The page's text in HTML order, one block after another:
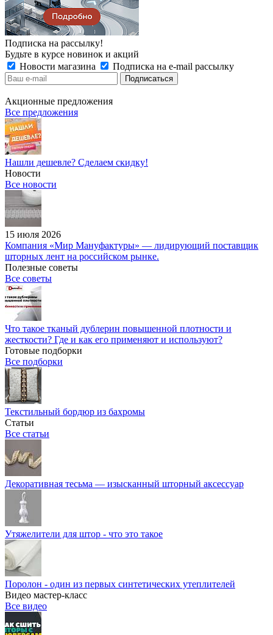
Подписка на рассылку!
Будьте в курсе новинок и акций
Новости магазина
Подписка на e-mail рассылку
Акционные предложения
Все предложения
Нашли дешевле? Сделаем скидку!
Новости
Все новости
15 июля 2026
Компания «Мир Мануфактуры» — лидирующий поставщик
шторных лент на российском рынке.
Полезные советы
Все советы
Что такое тканый дублерин повышенной плотности и
жесткости? Где и как его применяют и используют?
Готовые подборки
Все подборки
Текстильный бордюр из бахромы
Статьи
Все статьи
Декоративная тесьма — изысканный шторный аксессуар
Утяжелители для штор - что это такое
Поролон - один из первых синтетических утеплителей
Видео мастер-класс
Все видео